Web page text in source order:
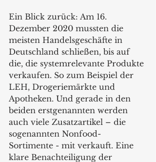
Ein Blick zurück: Am 16.
Dezember 2020 mussten die
meisten Handelsgeschäfte in
Deutschland schließen, bis auf
die, die systemrelevante Produkte
verkaufen. So zum Beispiel der
LEH, Drogeriemärkte und
Apotheken. Und gerade in den
beiden erstgenannten werden
auch viele Zusatzartikel – die
sogenannten Nonfood-
Sortimente - mit verkauft. Eine
klare Benachteiligung der